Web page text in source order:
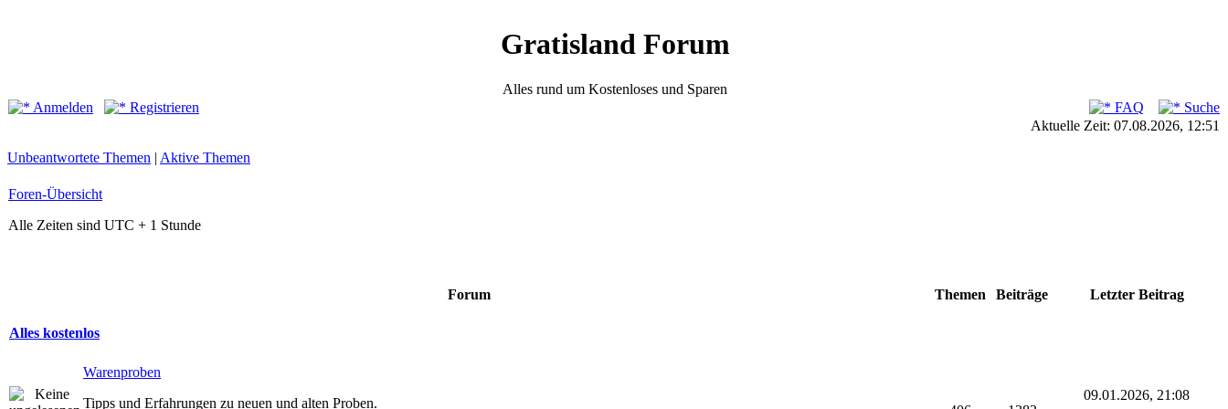
Gratisland Forum
Alles rund um Kostenloses und Sparen
Anmelden
Registrieren FAQ
Suche
Aktuelle Zeit: 07.08.2026, 12:51
Unbeantwortete Themen | Aktive Themen
Foren-Übersicht
Alle Zeiten sind UTC + 1 Stunde
Forum Themen Beiträge Letzter Beitrag
Alles kostenlos
Warenproben
Tipps und Erfahrungen zu neuen und alten Proben.
09.01.2026, 21:08